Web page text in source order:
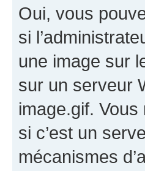
Oui, vous
si
une image sur
sur un serveur
image.gif.
si c’est un
mécanismes